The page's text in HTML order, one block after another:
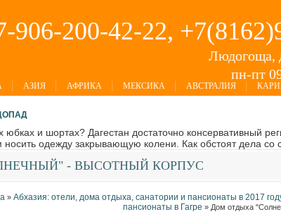
906-200-42-22,
Людогоща,
пн-пт
АЗИЯ АФРИКА МЕКСИКА АВСТРАЛИЯ
юбках и шортах? Дагестан достаточно консервативный
носить одежду закрывающую колени. Как обстоят дела со
- ВЫСОТНЫЙ КОРПУС
» Абхазия: отели, дома отдыха, санатории и пансионаты в 2017
пансионаты в Гагре » Дом отдыха